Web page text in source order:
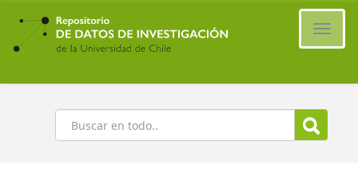
Ir
contenido
principal
Buscar